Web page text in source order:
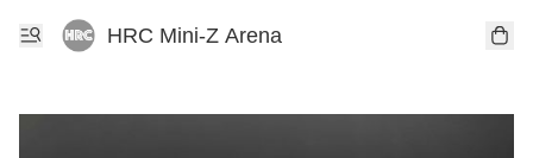
HRC Mini-Z Arena